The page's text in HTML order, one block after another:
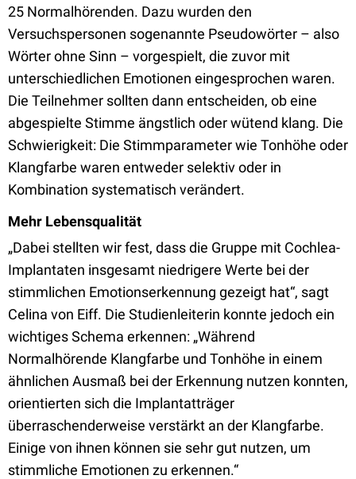
25 Normalhörenden. Dazu wurden den
Versuchspersonen sogenannte Pseudowörter – also
Wörter ohne Sinn – vorgespielt, die zuvor mit
unterschiedlichen Emotionen eingesprochen waren.
Die Teilnehmer sollten dann entscheiden, ob eine
abgespielte Stimme ängstlich oder wütend klang. Die
Schwierigkeit: Die Stimmparameter wie Tonhöhe oder
Klangfarbe waren entweder selektiv oder in
Kombination systematisch verändert.
Mehr Lebensqualität
„Dabei stellten wir fest, dass die Gruppe mit Cochlea-
Implantaten insgesamt niedrigere Werte bei der
stimmlichen Emotionserkennung gezeigt hat“, sagt
Celina von Eiff. Die Studienleiterin konnte jedoch ein
wichtiges Schema erkennen: „Während
Normalhörende Klangfarbe und Tonhöhe in einem
ähnlichen Ausmaß bei der Erkennung nutzen konnten,
orientierten sich die Implantatträger
überraschenderweise verstärkt an der Klangfarbe.
Einige von ihnen können sie sehr gut nutzen, um
stimmliche Emotionen zu erkennen.“